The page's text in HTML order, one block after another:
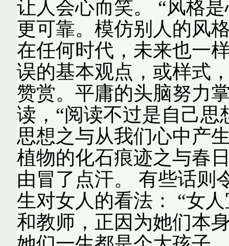
让人会心而笑。 “风格
更可靠。模仿别人的风
在任何时代，未来也一
误的基本观点，或样式
赞赏。平庸的头脑努力
读，“阅读不过是自己思
思想之与从我们心中产
植物的化石痕迹之与春
由冒了点汗。 有些话则
生对女人的看法： “女
和教师，正因为她们本